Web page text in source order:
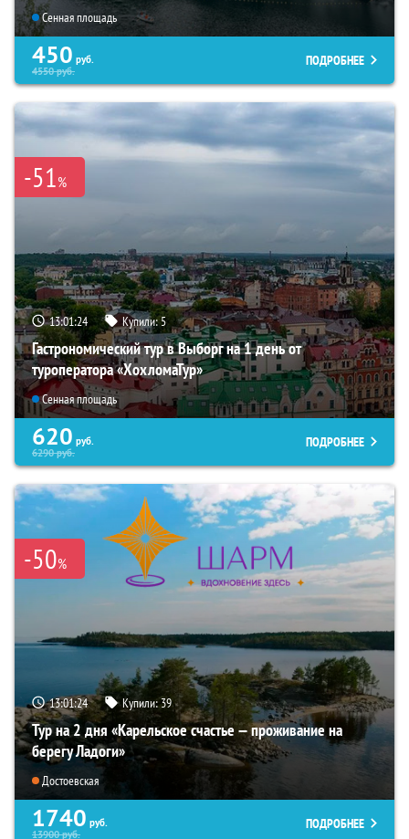
Сенная площадь
450 руб.
4550руб.
ПОДРОБНЕЕ
-51%
13:01:22 Купили:5
Гастрономический тур в Выборг на 1 день от
туроператора «ХохломаТур»
Сенная площадь
620 руб.
6290руб.
ПОДРОБНЕЕ
-50%
13:01:22 Купили:39
Тур на 2 дня «Карельское счастье — проживание на
берегу Ладоги»
Достоевская
1740 руб.
13900руб.
ПОДРОБНЕЕ